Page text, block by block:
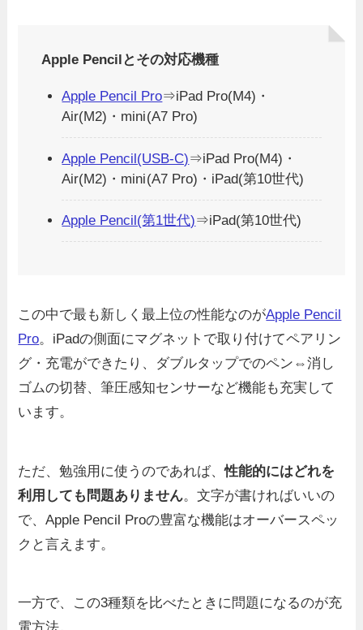
Apple Pencilとその対応機種
Apple Pencil Pro⇒iPad Pro(M4)・
Air(M2)・mini(A7 Pro)
Apple Pencil(USB-C)⇒iPad Pro(M4)・
Air(M2)・mini(A7 Pro)・iPad(第10世代)
Apple Pencil(第1世代)⇒iPad(第10世代)
この中で最も新しく最上位の性能なのがApple Pencil
Pro。iPadの側面にマグネットで取り付けてペアリン
グ・充電ができたり、ダブルタップでのペン⇔消し
ゴムの切替、筆圧感知センサーなど機能も充実して
います。
ただ、勉強用に使うのであれば、性能的にはどれを
利用しても問題ありません。文字が書ければいいの
で、Apple Pencil Proの豊富な機能はオーバースペッ
クと言えます。
一方で、この3種類を比べたときに問題になるのが充